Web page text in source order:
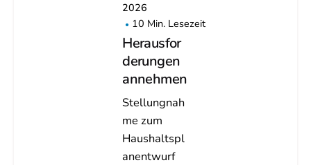
2026
10 Min. Lesezeit
Herausfor
derungen
annehmen
Stellungnah
me zum
Haushaltspl
anentwurf